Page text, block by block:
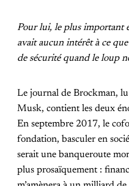
Pour lui, le plus important
avait aucun intérêt à ce
de sécurité quand le loup
Le journal de Brockman, lu
Musk, contient les deux
En septembre 2017, le
fondation, basculer en
serait une banqueroute
plus prosaïquement :